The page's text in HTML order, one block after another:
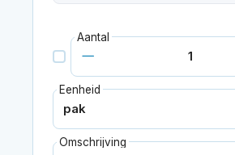
Aantal
Eenheid
Omschrijving